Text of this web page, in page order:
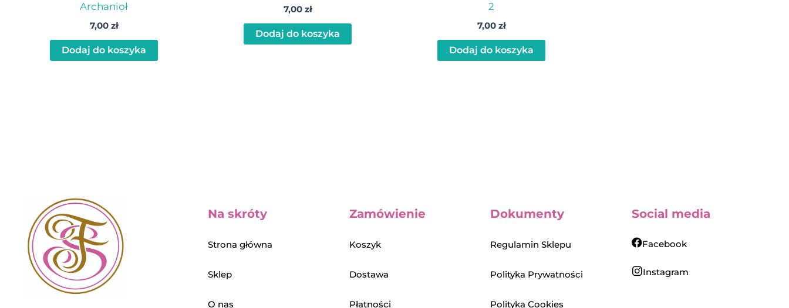
Archanioł
7,00 zł
Dodaj do koszyka
7,00 zł
Dodaj do koszyka
2
7,00 zł
Dodaj do koszyka
Na skróty
Strona główna
Sklep
O nas
Zamówienie
Koszyk
Dostawa
Płatności
Dokumenty
Regulamin Sklepu
Polityka Prywatności
Polityka Cookies
Social media
Facebook
Instagram